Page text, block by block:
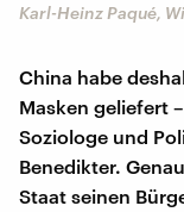
Karl-Heinz Paqué,
China habe
Masken geliefert
Soziologe und
Benedikter.
Staat seinen